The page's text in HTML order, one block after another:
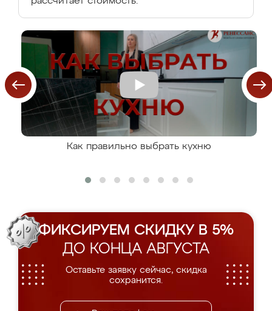
Как правильно выбрать кухню
ФИКСИРУЕМ СКИДКУ В 5%
ДО КОНЦА АВГУСТА
Оставьте заявку сейчас, скидка
сохранится.